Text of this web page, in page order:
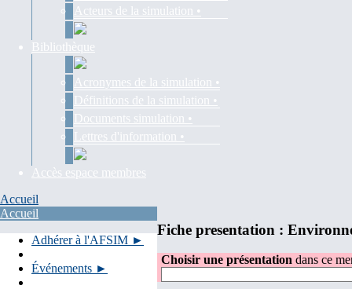
Acteurs de la simulation •
Bibliothèque
Acronymes de la simulation •
Définitions de la simulation •
Documents simulation •
Lettres d'information •
Accès espace membres
Accueil
Accueil
Adhérer à l'AFSIM ►
Événements ►
Fiche presentation :
Choisir une présentation dans ce